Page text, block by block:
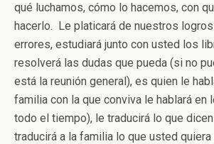
qué luchamos, cómo lo hacemos, con
hacerlo. Le platicará de nuestros
errores, estudiará junto con usted los
resolverá las dudas que pueda (si no
está la reunión general), es quien le
familia con la que conviva le hablará en
todo el tiempo), le traducirá lo que
traducirá a la familia lo que usted